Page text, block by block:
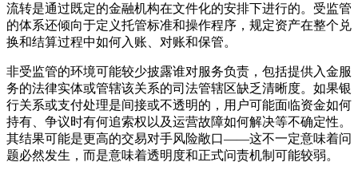
流转是通过既定的金融机构在文件化的安排下进行的。受监管
的体系还倾向于定义托管标准和操作程序，规定资产在整个兑
换和结算过程中如何入账、对账和保管。
非受监管的环境可能较少披露谁对服务负责，包括提供入金服
务的法律实体或管辖该关系的司法管辖区缺乏清晰度。如果银
行关系或支付处理是间接或不透明的，用户可能面临资金如何
持有、争议时有何追索权以及运营故障如何解决等不确定性。
其结果可能是更高的交易对手风险敞口——这不一定意味着问
题必然发生，而是意味着透明度和正式问责机制可能较弱。